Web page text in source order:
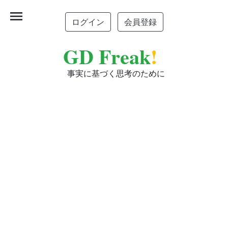
ログイン 会員登録
GD Freak!
事実に基づく思考のために
menu